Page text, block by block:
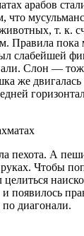
арабов
что
т. к.
Правила пока
слабейшей
Слон —
же двигалась
пехота. А
Чтобы
целиться
появилось
диагонали.